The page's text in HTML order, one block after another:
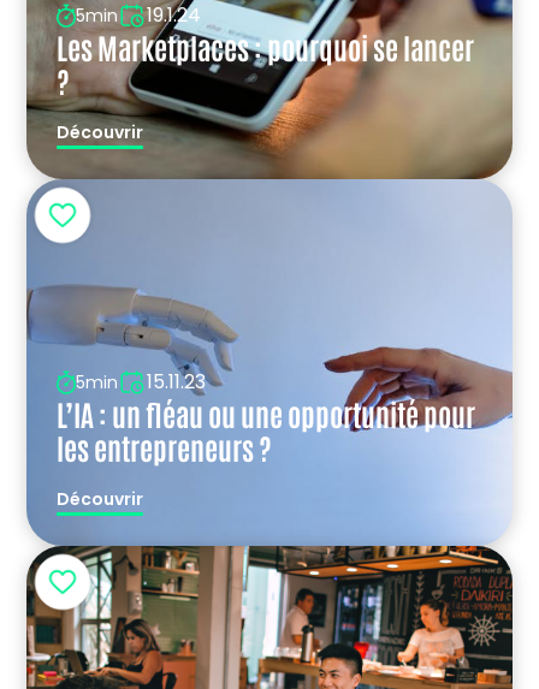
5min 19.1.24
Les Marketplaces : pourquoi se lancer
?
Découvrir
5min 15.11.23
L’IA : un fléau ou une opportunité pour
les entrepreneurs ?
Découvrir